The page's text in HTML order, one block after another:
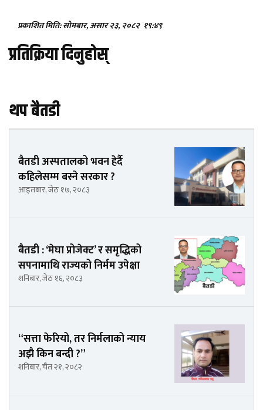
प्रकाशित मिति: सोमबार, असार २३, २०८२ १९:४९
प्रतिक्रिया दिनुहोस्
थप बैतडी
बैतडी अस्पतालको भवन हेर्दै
कहिलेसम्म बस्ने सरकार ?
आइतबार, जेठ १७, २०८३
बैतडी : ‘मेघा प्रोजेक्ट’ र समृद्धिको
सपनामाथि राज्यको निर्मम उपेक्षा
शनिबार, जेठ १६, २०८३
“सत्ता फेरियो, तर निर्मलाको न्याय
अझै किन बन्दी ?”
शनिबार, चैत २१, २०८२